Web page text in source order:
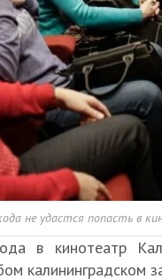
не удастся попасть в
в кинотеатр
калининградском